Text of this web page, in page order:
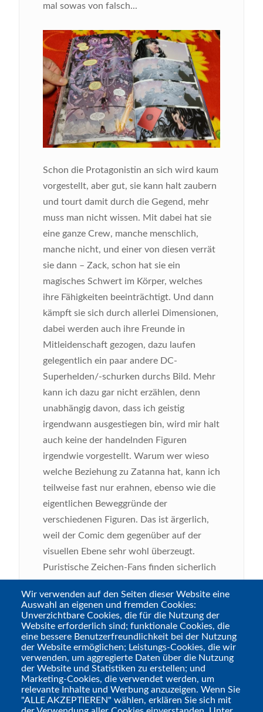
mal sowas von falsch...
Bild
Schon die Protagonistin an sich wird kaum
vorgestellt, aber gut, sie kann halt zaubern
und tourt damit durch die Gegend, mehr
muss man nicht wissen. Mit dabei hat sie
eine ganze Crew, manche menschlich,
manche nicht, und einer von diesen verrät
sie dann – Zack, schon hat sie ein
magisches Schwert im Körper, welches
ihre Fähigkeiten beeinträchtigt. Und dann
kämpft sie sich durch allerlei Dimensionen,
dabei werden auch ihre Freunde in
Mitleidenschaft gezogen, dazu laufen
gelegentlich ein paar andere DC-
Superhelden/-schurken durchs Bild. Mehr
kann ich dazu gar nicht erzählen, denn
unabhängig davon, dass ich geistig
irgendwann ausgestiegen bin, wird mir halt
auch keine der handelnden Figuren
irgendwie vorgestellt. Warum wer wieso
welche Beziehung zu Zatanna hat, kann ich
teilweise fast nur erahnen, ebenso wie die
eigentlichen Beweggründe der
verschiedenen Figuren. Das ist ärgerlich,
weil der Comic dem gegenüber auf der
visuellen Ebene sehr wohl überzeugt.
Puristische Zeichen-Fans finden sicherlich
alles sehr hübsch aus, auch wenn ich
manchmal von der kreativen Panel-
Aufteilung leicht überfordert war. Aber das
nutzt halt alles nix, wenn die Story mich
langweilt, weil ich einfach keine
Anknüpfungspunkte habe...
Fazit:„Zatanna: Das magische Schwert“
Wir verwenden auf den Seiten dieser Website eine
Auswahl an eigenen und fremden Cookies:
Unverzichtbare Cookies, die für die Nutzung der
Website erforderlich sind; funktionale Cookies, die
eine bessere Benutzerfreundlichkeit bei der Nutzung
der Website ermöglichen; Leistungs-Cookies, die wir
verwenden, um aggregierte Daten über die Nutzung
der Website und Statistiken zu erstellen; und
Marketing-Cookies, die verwendet werden, um
relevante Inhalte und Werbung anzuzeigen. Wenn Sie
"ALLE AKZEPTIEREN" wählen, erklären Sie sich mit